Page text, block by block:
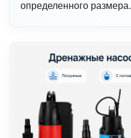
определенного размера.